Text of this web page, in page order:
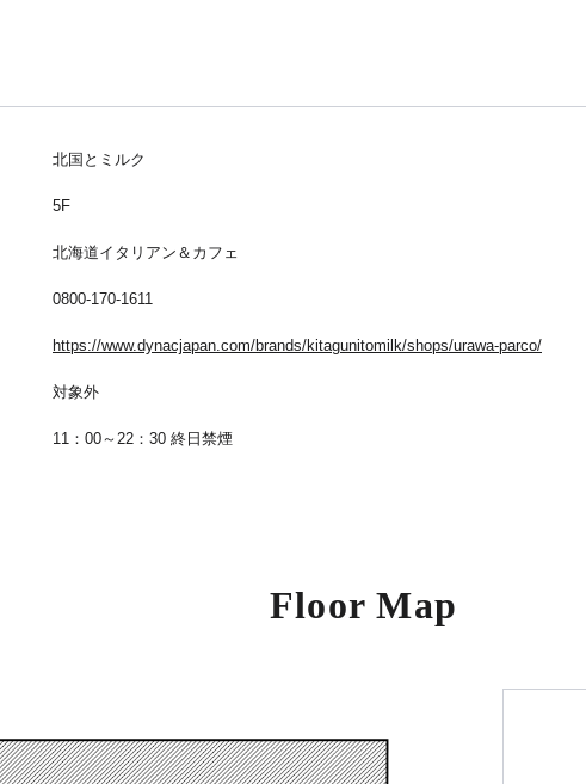
北国とミルク
5F
北海道イタリアン＆カフェ
0800-170-1611
https://www.dynacjapan.com/brands/kitagunitomilk/shops/urawa-parco/
対象外
11：00～22：30 終日禁煙
Floor Map